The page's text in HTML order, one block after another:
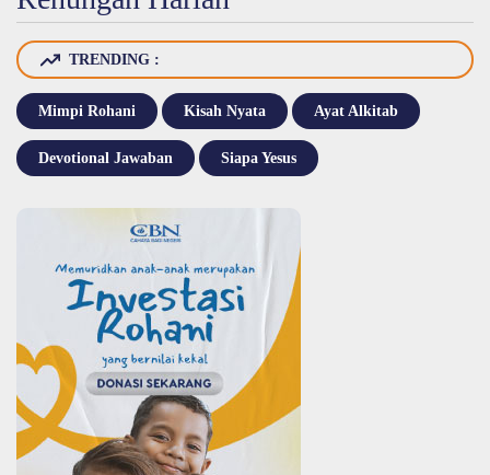
TRENDING :
Mimpi Rohani Kisah Nyata Ayat Alkitab
Devotional Jawaban Siapa Yesus